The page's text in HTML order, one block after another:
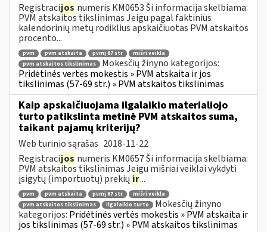
Registracijos numeris KM0653 Ši informacija skelbiama:
PVM atskaitos tikslinimas Jeigu pagal faktinius
kalendorinių metų rodiklius apskaičiuotas PVM atskaitos
procento...
pvm pvm atskaita pvmį 67 str
mišri veikla
pvm atskaitos tikslinimas
Mokesčių žinyno kategorijos:
Pridėtinės vertės mokestis » PVM atskaita ir jos
tikslinimas (57-69 str.) » PVM atskaitos tikslinimas
Kaip apskaičiuojama ilgalaikio materialiojo
turto patikslinta metinė PVM atskaitos suma,
taikant pajamų kriterijų?
Web turinio sąrašas 2018-11-22
Registracijos numeris KM0657 Ši informacija skelbiama:
PVM atskaitos tikslinimas Jeigu mišriai veiklai vykdyti
įsigytų (importuotų) prekių ir...
pvm pvm atskaita pvmį 67 str
mišri veikla
pvm atskaitos tikslinimas
ilgalaikio turto
Mokesčių žinyno
kategorijos: Pridėtinės vertės mokestis » PVM atskaita ir
jos tikslinimas (57-69 str.) » PVM atskaitos tikslinimas